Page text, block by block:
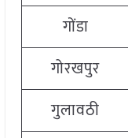
गोंडा
गोरखपुर
गुलावठी